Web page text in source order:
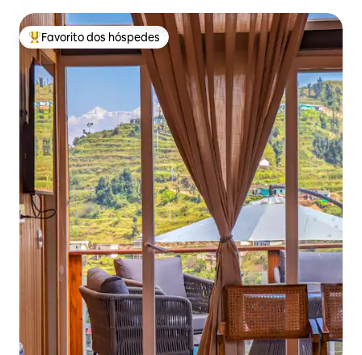
Favoritos dos hóspedes mais apreciados
Favorito dos hóspedes